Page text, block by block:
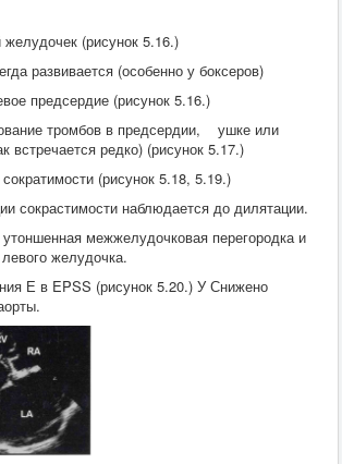
животные
болезни
препараты
(рисунок 5.16.)
развивается (особенно у боксеров)
предсердие (рисунок 5.16.)
тромбов в предсердии, ушке или
встречается редко) (рисунок 5.17.)
(рисунок 5.18, 5.19.)
сокрастимости наблюдается до дилятации.
межжелудочковая перегородка и
желудочка.
Е в EPSS (рисунок 5.20.) У Снижено